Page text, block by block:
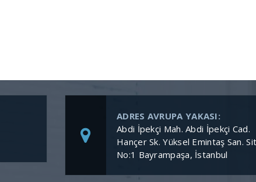
ADRES AVRUPA YAKASI:
Abdi İpekçi Mah. Abdi İpekçi Cad.
Hançer Sk. Yüksel Emintaş San.
No:1 Bayrampaşa, İstanbul